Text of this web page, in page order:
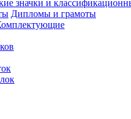
Дипломы и грамоты